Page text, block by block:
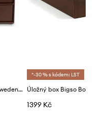
Stolní organizér Bigso Box of Sweden Birger 33 x 25,5 x 14,5 cm
*-30 % s kódem: LST
1399 Kč